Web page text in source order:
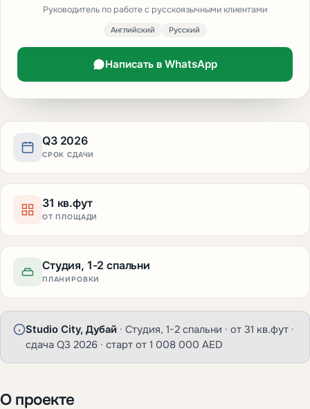
Q3 2026
СРОК СДАЧИ
31 кв.фут
ОТ ПЛОЩАДИ
Студия, 1-2 спальни
ПЛАНИРОВКИ
Studio City, Дубай · Студия, 1-2 спальни · от 31 кв.фут ·
сдача Q3 2026 · старт от 1 008 000 AED
О проекте
Руководитель по работе с русскоязычными клиентами
Английский Русский
Написать в WhatsApp